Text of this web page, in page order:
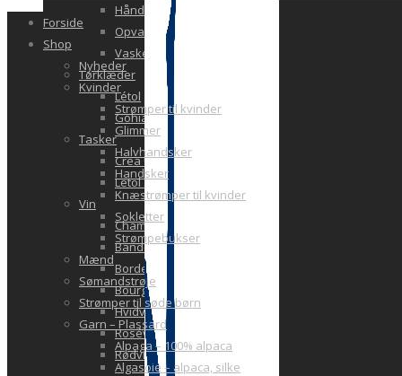
Håndsæbe
Opvask
Vaskekit
Tørklæder
Létol
Gohia
Tasker
Crea Uni Paris
Letol Sac
Vin
Champagne
Bandol
Bordeaux
Bourgogne
Hvidvin
Rosévin
Rødvin
Forside
Shop
Nyheder
Kvinder
Strømper til kvinder
Glimmer
Halvhandsker
Handsker
Knæstrømper til kvinder
Sokletter
Strømpebukser
Mænd
Sømandstrøje
Strømper til søde børn
Garn – Plassard
Alpaga – 100% alpaca
Algasoie – alpaca, silke